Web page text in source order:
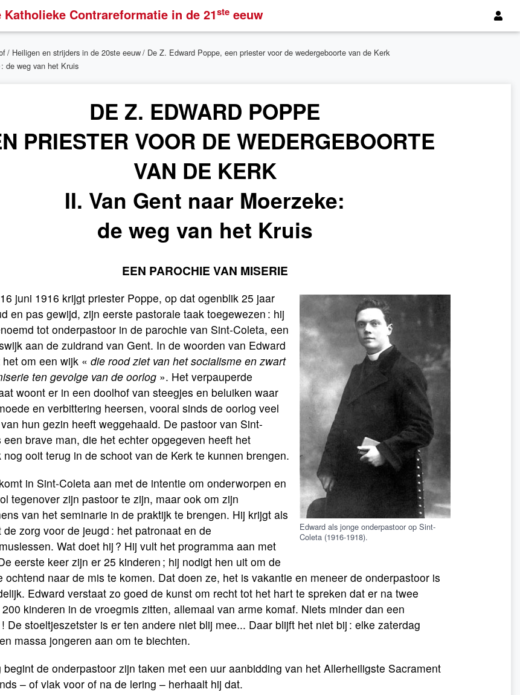
Katholieke Contrareformatie in de 21ste eeuw
/ Heiligen en strijders in de 20ste eeuw/ De Z. Edward Poppe, een priester voor de wedergeboorte van de Kerk
de weg van het Kruis
DE Z. EDWARD POPPE
PRIESTER VOOR DE WEDERGEBOORTE
VAN DE KERK
II. Van Gent naar Moerzeke:
de weg van het Kruis
EEN PAROCHIE VAN MISERIE
Edward als jonge onderpastoor op Sint-
Coleta (1916-1918).
juni 1916 krijgt priester Poppe, op dat ogenblik 25 jaar
en pas gewijd, zijn eerste pastorale taak toegewezen : hij
tot onderpastoor in de parochie van Sint-Coleta, een
aan de zuidrand van Gent. In de woorden van Edward
om een wijk « die rood ziet van het socialisme en zwart
ten gevolge van de oorlog ». Het verpauperde
woont er in een doolhof van steegjes en beluiken waar
en verbittering heersen, vooral sinds de oorlog veel
hun gezin heeft weggehaald. De pastoor van Sint-
een brave man, die het echter opgegeven heeft het
nog ooit terug in de schoot van de Kerk te kunnen brengen.
in Sint-Coleta aan met de intentie om onderworpen en
tegenover zijn pastoor te zijn, maar ook om zijn
van het seminarie in de praktijk te brengen. Hij krijgt als
de zorg voor de jeugd : het patronaat en de
Wat doet hij ? Hij vult het programma aan met
eerste keer zijn er 25 kinderen ; hij nodigt hen uit om de
ochtend naar de mis te komen. Dat doen ze, het is vakantie en meneer de onderpastoor is
Edward verstaat zo goed de kunst om recht tot het hart te spreken dat er na twee
kinderen in de vroegmis zitten, allemaal van arme komaf. Niets minder dan een
De stoeltjeszetster is er ten andere niet blij mee... Daar blijft het niet bij : elke zaterdag
massa jongeren aan om te biechten.
begint de onderpastoor zijn taken met een uur aanbidding van het Allerheiligste Sacrament
– of vlak voor of na de lering – herhaalt hij dat.